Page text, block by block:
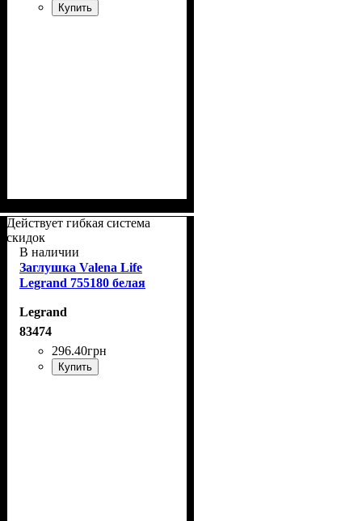
Купить
Действует гибкая система
скидок
В наличии
Заглушка Valena Life
Legrand 755180 белая
Legrand
83474
296.40грн
Купить